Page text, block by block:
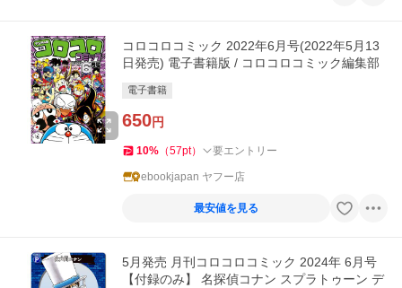
コロコロコミック 2022年6月号(2022年5月13
日発売) 電子書籍版 / コロコロコミック編集部
電子書籍
650円
10% （57pt） 要エントリー
ebookjapan ヤフー店
最安値を見る
5月発売 月刊コロコロコミック 2024年 6月号
【付録のみ】 名探偵コナン スプラトゥーン デ